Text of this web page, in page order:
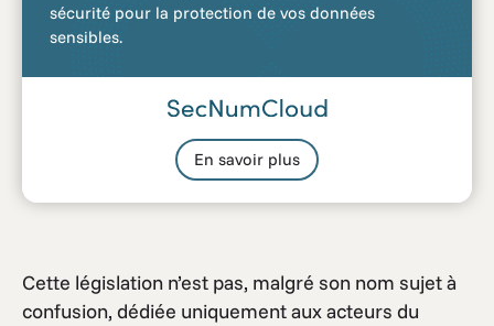
sécurité pour la protection de vos données
sensibles.
En savoir plus
Cette législation n’est pas, malgré son nom sujet à
confusion, dédiée uniquement aux acteurs du